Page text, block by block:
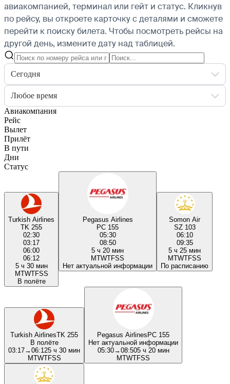
авиакомпанией, терминал или гейт и статус. Кликнув
по рейсу, вы откроете карточку с деталями и сможете
перейти к поиску билета. Чтобы посмотреть рейсы на
другой день, измените дату над таблицей.
Сегодня
Любое время
Авиакомпания
Рейс
Вылет
Прилёт
В пути
Дни
Статус
Turkish Airlines
TK 255
02:30
03:17
06:00
06:12
5 ч 30 мин
MTWTFSS
В полёте
Pegasus Airlines
PC 155
05:30
08:50
5 ч 20 мин
MTWTFSS
Нет актуальной информации
Somon Air
SZ 103
06:10
09:35
5 ч 25 мин
MTWTFSS
По расписанию
Turkish AirlinesTK 255
В полёте
03:17→06:125 ч 30 мин
MTWTFSS
Pegasus AirlinesPC 155
Нет актуальной информации
05:30→08:505 ч 20 мин
MTWTFSS